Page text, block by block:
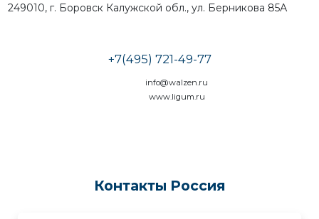
ТЕКСТИЛЬНАЯ ПРОМЫШЛЕННОСТЬ
ДЕРЕВООБРАБАТЫВАЮЩАЯ ПРОМЫШЛЕННОСТЬ
БУМАЖНАЯ ПРОМЫШЛЕННОСТЬ
ХИМИЧЕСКАЯ ИНДУСТРИЯ
249010, г. Боровск Калужской обл., ул. Берникова 85А
+7(495) 721-49-77
info@walzen.ru
www.ligum.ru
Контакты Россия